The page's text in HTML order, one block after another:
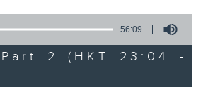
56:09
2 (HKT 23:04 -